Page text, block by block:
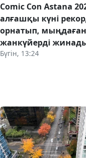
Comic Con Astana
алғашқы күні
орнатып, мыңдаған
жанкүйерді
Бүгін, 13:24